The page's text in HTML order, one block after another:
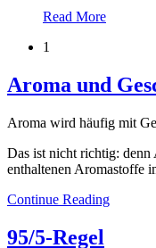
Read More
1
Aroma und
Aroma wird häufig mit
Das ist nicht richtig: denn
enthaltenen Aromastoffe
Continue Reading
95/5-Regel